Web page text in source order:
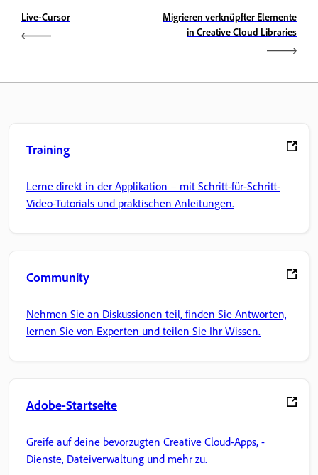
Live-Cursor
Migrieren verknüpfter Elemente
in Creative Cloud Libraries
Training
Lerne direkt in der Applikation – mit Schritt-für-Schritt-
Video-Tutorials und praktischen Anleitungen.
Community
Nehmen Sie an Diskussionen teil, finden Sie Antworten,
lernen Sie von Experten und teilen Sie Ihr Wissen.
Adobe-Startseite
Greife auf deine bevorzugten Creative Cloud-Apps, -
Dienste, Dateiverwaltung und mehr zu.